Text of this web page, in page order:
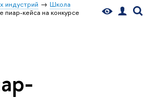
индустрий
Школа
кейса на конкурсе